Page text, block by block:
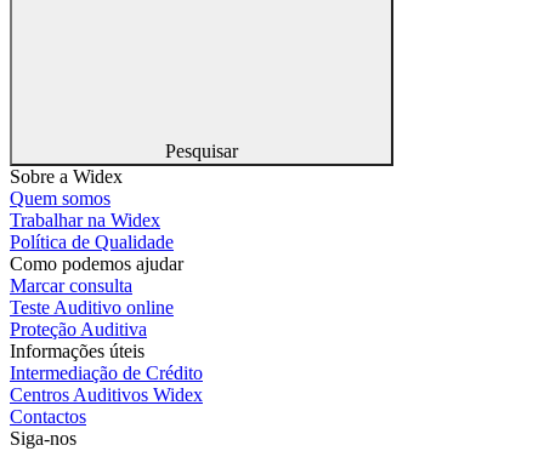
Pesquisar
Sobre a Widex
Quem somos
Trabalhar na Widex
Política de Qualidade
Como podemos ajudar
Marcar consulta
Teste Auditivo online
Proteção Auditiva
Informações úteis
Intermediação de Crédito
Centros Auditivos Widex
Contactos
Siga-nos